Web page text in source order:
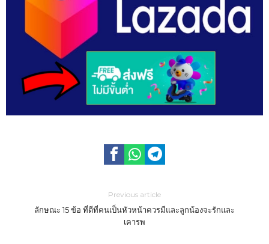
Previous article
ลักษณะ 15 ข้อ ที่ดีที่คนเป็นหัวหน้าควรมีและลูกน้องจะรักและ
เคารพ